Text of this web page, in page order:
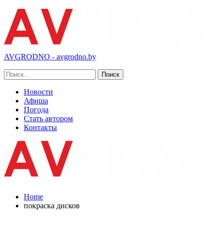
AVGRODNO - avgrodno.by
Новости
Афиша
Погода
Стать автором
Контакты
Home
покраска дисков